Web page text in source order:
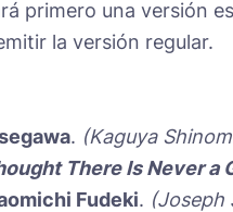
primero una versión
la versión regular.
. (Kaguya
There Is Never a
Fudeki. (Joseph